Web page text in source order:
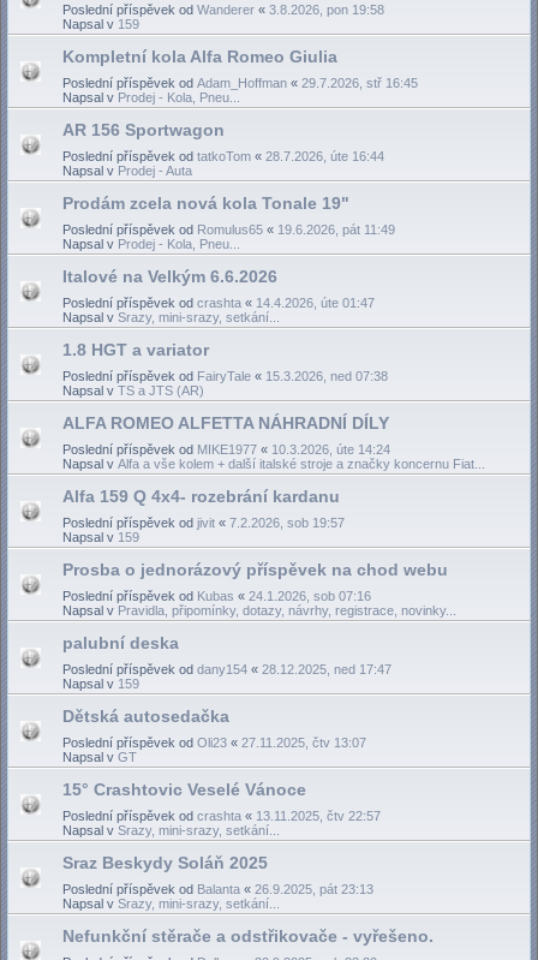
Poslední příspěvek od Wanderer « 3.8.2026, pon 19:58
Napsal v 159
Kompletní kola Alfa Romeo Giulia
Poslední příspěvek od Adam_Hoffman « 29.7.2026, stř 16:45
Napsal v Prodej - Kola, Pneu...
AR 156 Sportwagon
Poslední příspěvek od tatkoTom « 28.7.2026, úte 16:44
Napsal v Prodej - Auta
Prodám zcela nová kola Tonale 19"
Poslední příspěvek od Romulus65 « 19.6.2026, pát 11:49
Napsal v Prodej - Kola, Pneu...
Italové na Velkým 6.6.2026
Poslední příspěvek od crashta « 14.4.2026, úte 01:47
Napsal v Srazy, mini-srazy, setkání...
1.8 HGT a variator
Poslední příspěvek od FairyTale « 15.3.2026, ned 07:38
Napsal v TS a JTS (AR)
ALFA ROMEO ALFETTA NÁHRADNÍ DÍLY
Poslední příspěvek od MIKE1977 « 10.3.2026, úte 14:24
Napsal v Alfa a vše kolem + další italské stroje a značky koncernu Fiat...
Alfa 159 Q 4x4- rozebrání kardanu
Poslední příspěvek od jivit « 7.2.2026, sob 19:57
Napsal v 159
Prosba o jednorázový příspěvek na chod webu
Poslední příspěvek od Kubas « 24.1.2026, sob 07:16
Napsal v Pravidla, připomínky, dotazy, návrhy, registrace, novinky...
palubní deska
Poslední příspěvek od dany154 « 28.12.2025, ned 17:47
Napsal v 159
Dětská autosedačka
Poslední příspěvek od Oli23 « 27.11.2025, čtv 13:07
Napsal v GT
15° Crashtovic Veselé Vánoce
Poslední příspěvek od crashta « 13.11.2025, čtv 22:57
Napsal v Srazy, mini-srazy, setkání...
Sraz Beskydy Soláň 2025
Poslední příspěvek od Balanta « 26.9.2025, pát 23:13
Napsal v Srazy, mini-srazy, setkání...
Nefunkční stěrače a odstřikovače - vyřešeno.